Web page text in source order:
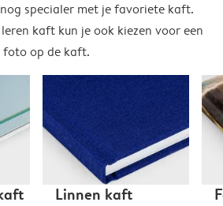
specialer met je favoriete kaft.
kaft kun je ook kiezen voor een
foto op de kaft.
Linnen kaft